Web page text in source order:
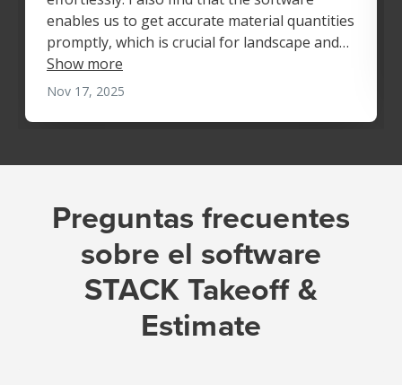
Preguntas frecuentes
sobre el software
STACK Takeoff &
Estimate